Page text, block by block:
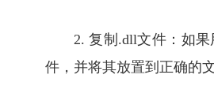
2. 复制.dll文件：如
件，并将其放置到正确的